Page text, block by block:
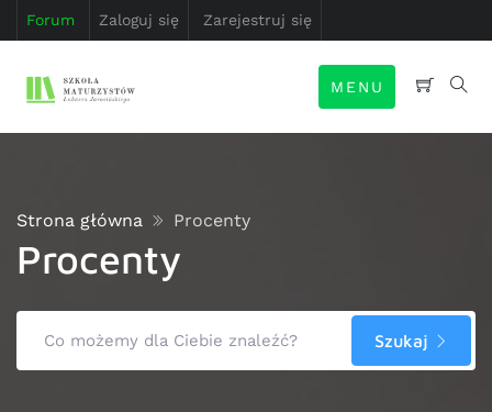
Forum Zaloguj się Zarejestruj się
MENU
Strona główna Procenty
Procenty
Szukaj